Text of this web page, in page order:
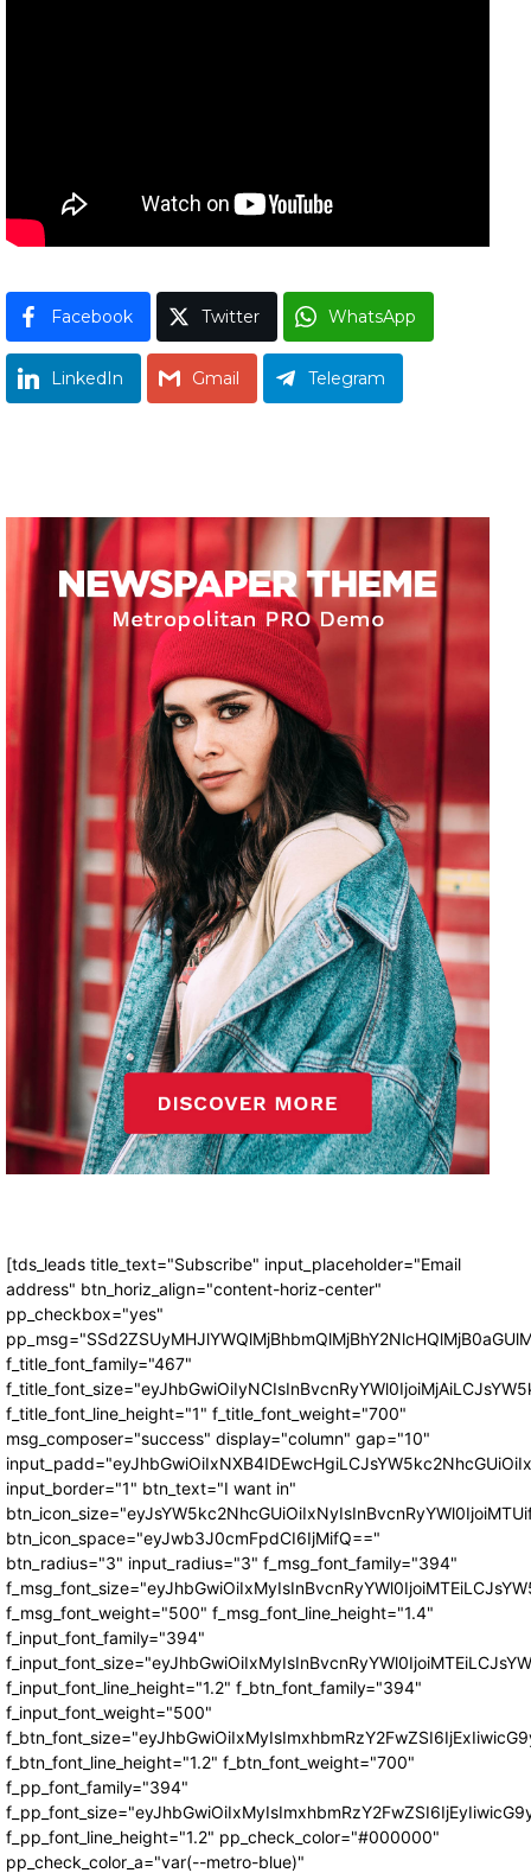
Facebook Twitter WhatsApp
LinkedIn Gmail Telegram
[tds_leads title_text="Subscribe" input_placeholder="Email
address" btn_horiz_align="content-horiz-center"
pp_checkbox="yes"
f_title_font_family="467"
f_title_font_line_height="1" f_title_font_weight="700"
msg_composer="success" display="column" gap="10"
input_border="1" btn_text="I want in"
btn_icon_space="eyJwb3J0cmFpdCI6IjMifQ=="
btn_radius="3" input_radius="3" f_msg_font_family="394"
f_msg_font_weight="500" f_msg_font_line_height="1.4"
f_input_font_family="394"
f_input_font_line_height="1.2" f_btn_font_family="394"
f_input_font_weight="500"
f_btn_font_line_height="1.2" f_btn_font_weight="700"
f_pp_font_family="394"
f_pp_font_line_height="1.2" pp_check_color="#000000"
pp_check_color_a="var(--metro-blue)"